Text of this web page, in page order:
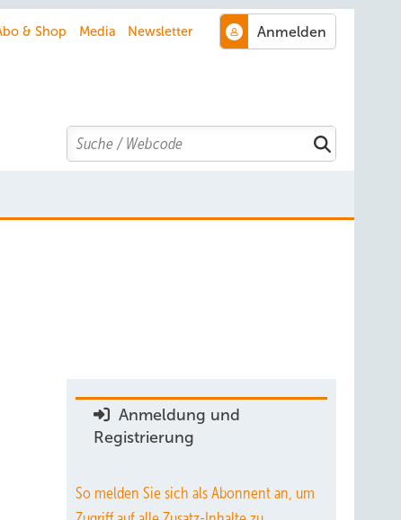
& Shop Media Newsletter
Search
Anmeldung und
Registrierung
So melden Sie sich als Abonnent an, um